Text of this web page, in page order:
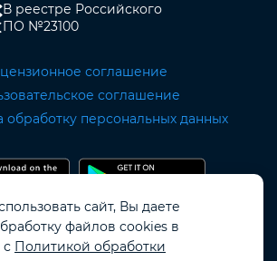
В реестре Российского
ПО №23100
соглашение
соглашение
обработку персональных данных
OKOCRM © 2019 - 2026.
Все права защищены.
сайт, Вы даете
файлов cookies в
с Политикой обработки